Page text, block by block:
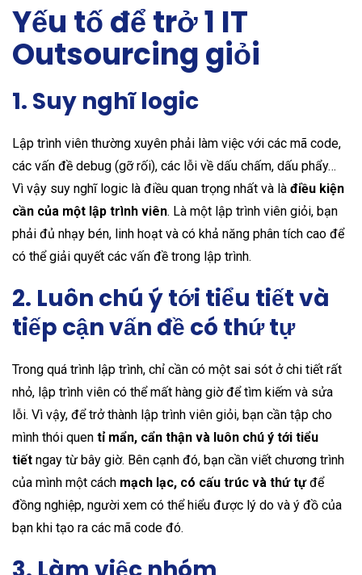
Yếu tố để trở 1 IT
Outsourcing giỏi
1. Suy nghĩ logic
Lập trình viên thường xuyên phải làm việc với các mã code,
các vấn đề debug (gỡ rối), các lỗi về dấu chấm, dấu phẩy…
Vì vậy suy nghĩ logic là điều quan trọng nhất và là điều kiện
cần của một lập trình viên. Là một lập trình viên giỏi, bạn
phải đủ nhạy bén, linh hoạt và có khả năng phân tích cao để
có thể giải quyết các vấn đề trong lập trình.
2. Luôn chú ý tới tiểu tiết và
tiếp cận vấn đề có thứ tự
Trong quá trình lập trình, chỉ cần có một sai sót ở chi tiết rất
nhỏ, lập trình viên có thể mất hàng giờ để tìm kiếm và sửa
lỗi. Vì vậy, để trở thành lập trình viên giỏi, bạn cần tập cho
mình thói quen tỉ mẩn, cẩn thận và luôn chú ý tới tiểu
tiết ngay từ bây giờ. Bên cạnh đó, bạn cần viết chương trình
của mình một cách mạch lạc, có cấu trúc và thứ tựđể
đồng nghiệp, người xem có thể hiểu được lý do và ý đồ của
bạn khi tạo ra các mã code đó.